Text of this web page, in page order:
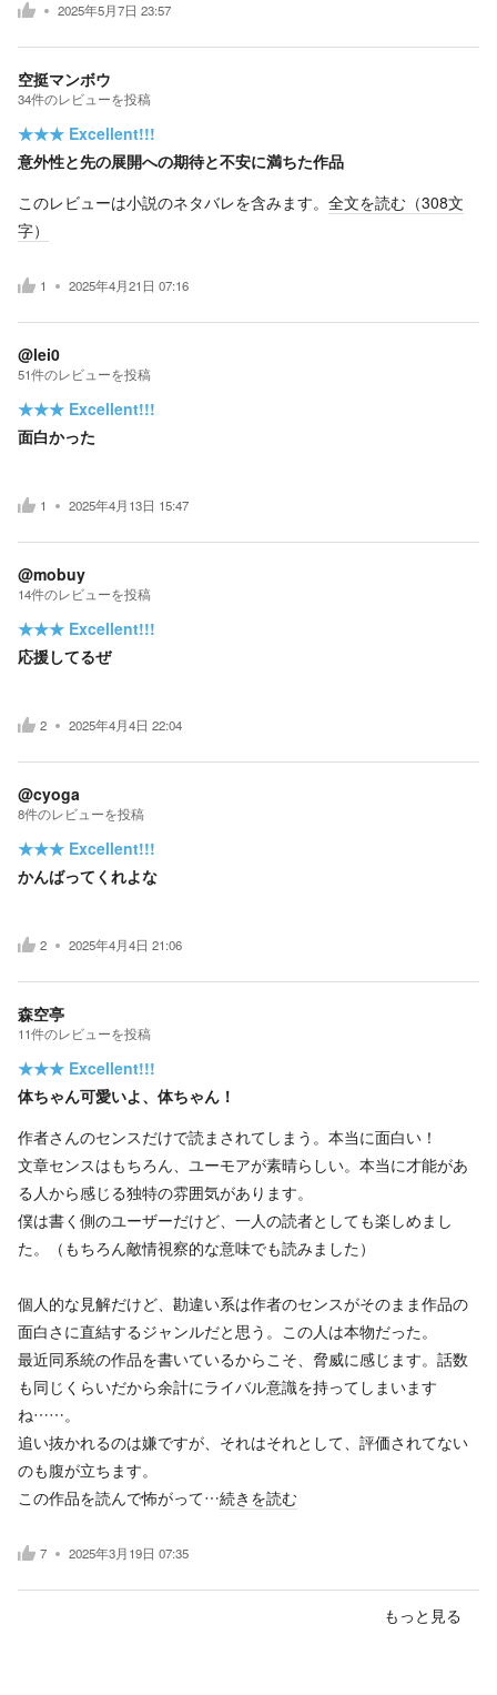
2025年5月7日 23:57
空挺マンボウ
34件のレビューを投稿
★★★ Excellent!!!
意外性と先の展開への期待と不安に満ちた作品
このレビューは小説のネタバレを含みます。 全文を読む（308文
字）
1 2025年4月21日 07:16
@lei0
51件のレビューを投稿
★★★ Excellent!!!
面白かった
1 2025年4月13日 15:47
@mobuy
14件のレビューを投稿
★★★ Excellent!!!
応援してるぜ
2 2025年4月4日 22:04
@cyoga
8件のレビューを投稿
★★★ Excellent!!!
かんばってくれよな
2 2025年4月4日 21:06
森空亭
11件のレビューを投稿
★★★ Excellent!!!
体ちゃん可愛いよ、体ちゃん！
作者さんのセンスだけで読まされてしまう。本当に面白い！
文章センスはもちろん、ユーモアが素晴らしい。本当に才能があ
る人から感じる独特の雰囲気があります。
僕は書く側のユーザーだけど、一人の読者としても楽しめまし
た。（もちろん敵情視察的な意味でも読みました）
個人的な見解だけど、勘違い系は作者のセンスがそのまま作品の
面白さに直結するジャンルだと思う。この人は本物だった。
最近同系統の作品を書いているからこそ、脅威に感じます。話数
も同じくらいだから余計にライバル意識を持ってしまいます
ね……。
追い抜かれるのは嫌ですが、それはそれとして、評価されてない
のも腹が立ちます。
この作品を読んで怖がって…続きを読む
7 2025年3月19日 07:35
もっと見る